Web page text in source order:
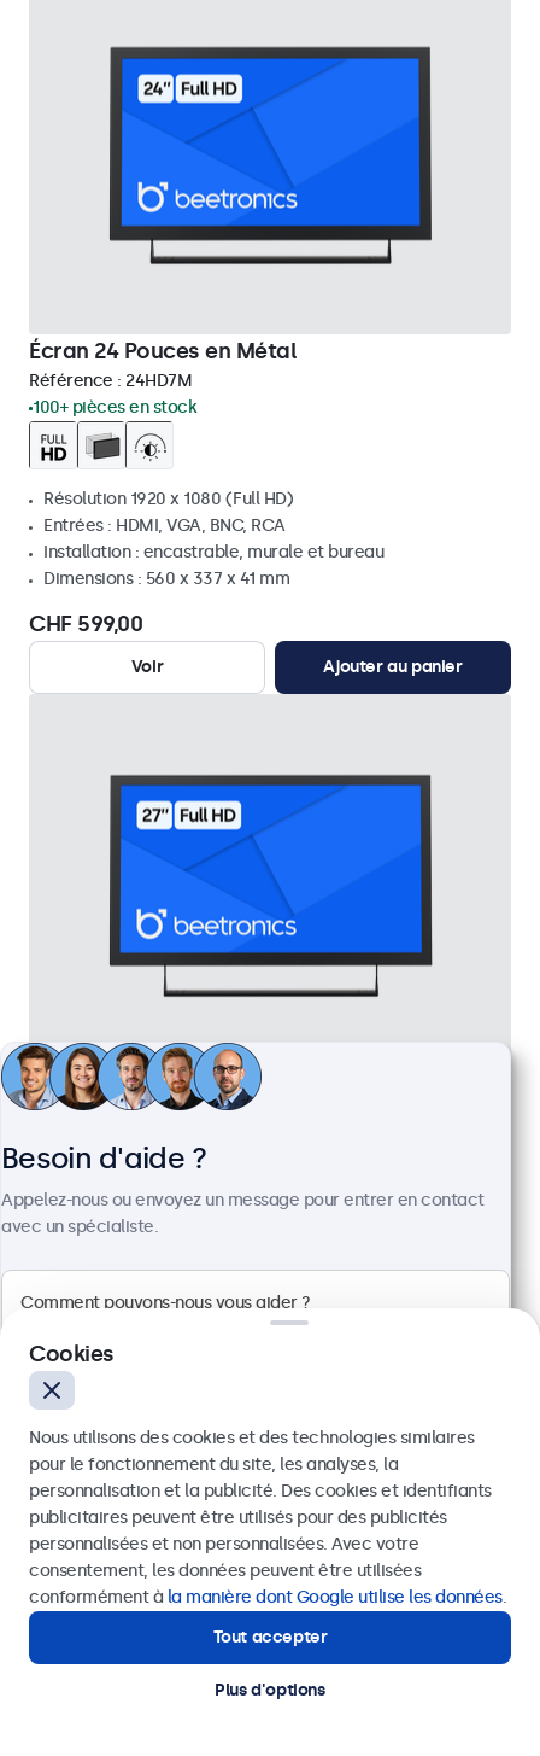
Écran 24 Pouces en Métal
Référence : 24HD7M
100+ pièces en stock
Résolution 1920 x 1080 (Full HD)
Entrées : HDMI, VGA, BNC, RCA
Installation : encastrable, murale et bureau
Dimensions : 560 x 337 x 41 mm
CHF 599,00
Voir Ajouter au panier
Écran 27 Pouces en Métal
Référence :27HD7M
Résolution 1920 x 1080 (Full HD)
Installation : encastrable, murale et bureau
Dimensions : 629 x 374 x 41 mm
CHF 649,00
Besoin d'aide ?
Appelez-nous ou envoyez un message pour entrer en contact
avec un spécialiste.
Envoyer
Ou appelez-nous au+41 43 50 80 772
Contactez nos spécialistes.
Cookies
Nous utilisons des cookies et des technologies similaires
pour le fonctionnement du site, les analyses, la
personnalisation et la publicité. Des cookies et identifiants
publicitaires peuvent être utilisés pour des publicités
personnalisées et non personnalisées. Avec votre
consentement, les données peuvent être utilisées
conformément à la manière dont Google utilise les données.
Tout accepter
Plus d'options